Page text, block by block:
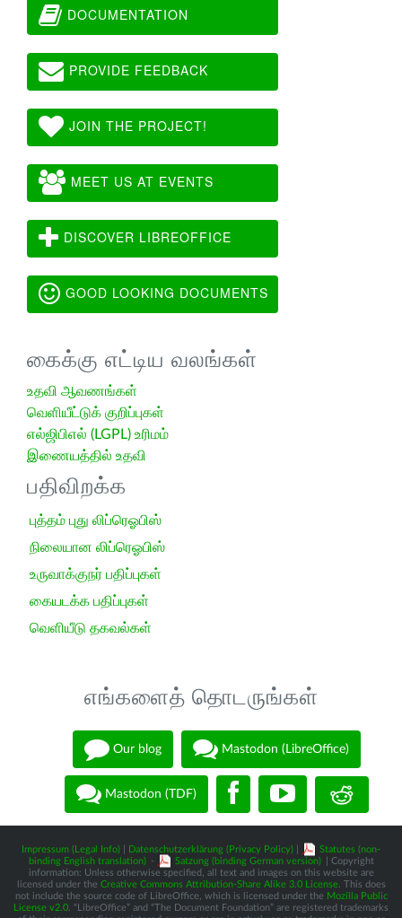
DOCUMENTATION
PROVIDE FEEDBACK
JOIN THE PROJECT!
MEET US AT EVENTS
DISCOVER LIBREOFFICE
GOOD LOOKING DOCUMENTS
கைக்கு எட்டிய வலங்கள்
உதவி ஆவணங்கள்
வெளியீட்டுக் குறிப்புகள்
எல்ஜிபிஎல் (LGPL) உரிமம்
இணையத்தில் உதவி
பதிவிறக்க
புத்தம் புது லிப்ரெஓபிஸ்
நிலையான லிப்ரெஓபிஸ்
உருவாக்குநர் பதிப்புகள்
கையடக்க பதிப்புகள்
வெளியீடு தகவல்கள்
எங்களைத் தொடருங்கள்
Our blog Mastodon (LibreOffice)
Mastodon (TDF)
Impressum (Legal Info) Datenschutzerklärung (Privacy Policy)
Statutes (non-
binding English translation) - Satzung (binding German version)
| Copyright
information: Unless otherwise specified, all text and images on this website are
licensed under the Creative Commons Attribution-Share Alike 3.0 License. This does
not include the source code of LibreOffice, which is licensed under the Mozilla Public
License v2.0 . “LibreOffice” and “The Document Foundation” are registered trademarks